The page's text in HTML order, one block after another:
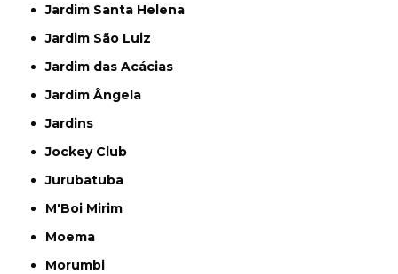
Jardim Santa Helena
Jardim São Luiz
Jardim das Acácias
Jardim Ângela
Jardins
Jockey Club
Jurubatuba
M'Boi Mirim
Moema
Morumbi